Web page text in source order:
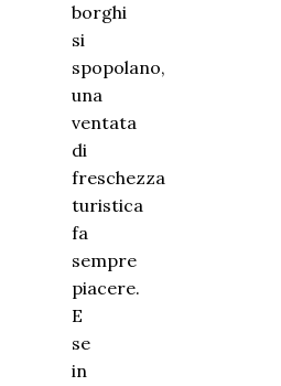
borghi
si
spopolano,
una
ventata
di
freschezza
turistica
fa
sempre
piacere.
E
se
in